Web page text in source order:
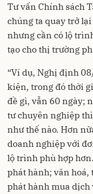
Tư vấn Chính sách
chúng ta quay trở
nhưng cần có lộ
tạo cho thị trường
“Ví dụ, Nghị định
kiện, trong đó thời
đề gì, vẫn 60 ngày;
tư chuyên nghiệp
như thế nào. Hơn
doanh nghiệp với
lộ trình phù hợp
phát hành; văn
phát hành mua